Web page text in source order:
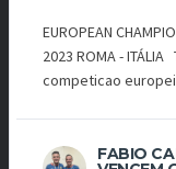
EUROPEAN
2023 ROMA -
competicao
FABIO